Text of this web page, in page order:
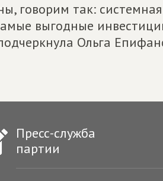
говорим так:
выгодные
Ольга
Пресс-служба
партии